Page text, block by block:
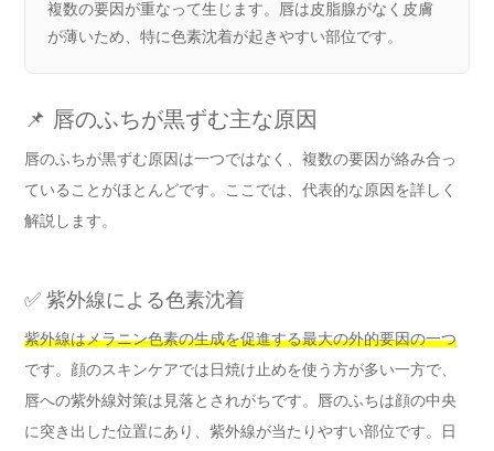
複数の要因が重なって生じます。唇は皮脂腺がなく皮膚
が薄いため、特に色素沈着が起きやすい部位です。
📌 唇のふちが黒ずむ主な原因
唇のふちが黒ずむ原因は一つではなく、複数の要因が絡み合っ
ていることがほとんどです。ここでは、代表的な原因を詳しく
解説します。
✅ 紫外線による色素沈着
紫外線はメラニン色素の生成を促進する最大の外的要因の一つ
です。顔のスキンケアでは日焼け止めを使う方が多い一方で、
唇への紫外線対策は見落とされがちです。唇のふちは顔の中央
に突き出した位置にあり、紫外線が当たりやすい部位です。日